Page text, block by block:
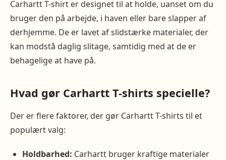
Carhartt T-shirt er designet til at holde, uanset om du
bruger den på arbejde, i haven eller bare slapper af
derhjemme. De er lavet af slidstærke materialer, der
kan modstå daglig slitage, samtidig med at de er
behagelige at have på.
Hvad gør Carhartt T-shirts specielle?
Der er flere faktorer, der gør Carhartt T-shirts til et
populært valg:
Holdbarhed: Carhartt bruger kraftige materialer